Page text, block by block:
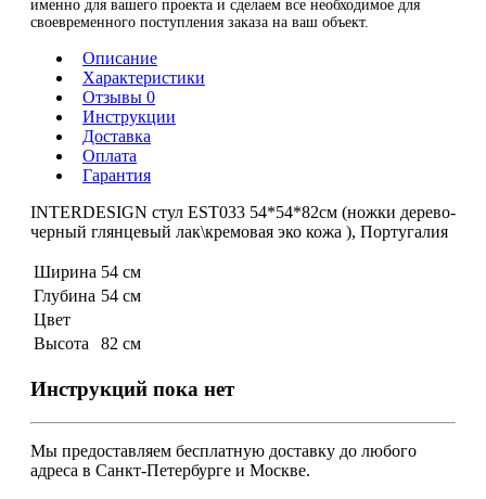
именно для вашего проекта и сделаем все необходимое для
своевременного поступления заказа на ваш объект.
Описание
Характеристики
Отзывы 0
Инструкции
Доставка
Оплата
Гарантия
INTERDESIGN cтул EST033 54*54*82см (ножки дерево-
черный глянцевый лак\кремовая эко кожа ), Португалия
Ширина 54 см
Глубина 54 см
Цвет
Высота
82 см
Инструкций пока нет
Мы предоставляем бесплатную доставку до любого
адреса в Санкт-Петербурге и Москве.